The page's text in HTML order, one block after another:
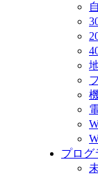
プログ